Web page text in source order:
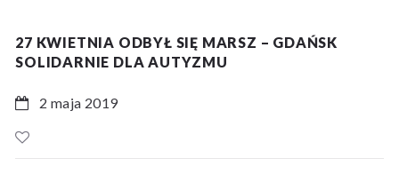
27 KWIETNIA ODBYŁ SIĘ MARSZ – GDAŃSK
SOLIDARNIE DLA AUTYZMU
2 maja 2019